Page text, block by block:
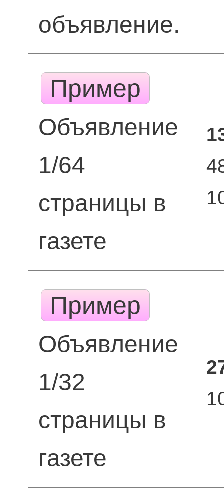
объявление.
Пример
Объявление
1/64
страницы в
газете
Пример
Объявление
1/32
страницы в
газете